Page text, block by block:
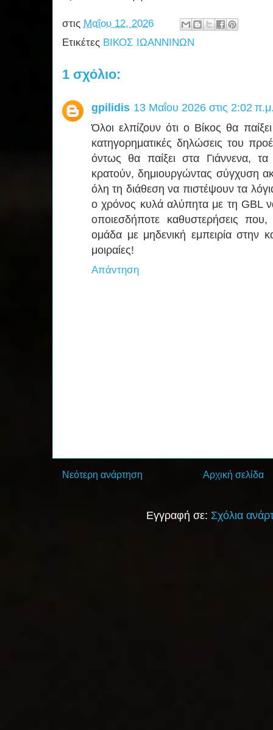
στις Μαΐου 12, 2026
Ετικέτες ΒΙΚΟΣ ΙΩΑΝΝΙΝΩΝ
1 σχόλιο:
gpilidis 13 Μαΐου 2026 στις 2:02
Όλοι ελπίζουν ότι ο Βίκος θα
κατηγορηματικές δηλώσεις του
όντως θα παίξει στα Γιάννενα, τα
κρατούν, δημιουργώντας σύγχυση
όλη τη διάθεση να πιστέψουν τα
ο χρόνος κυλά αλύπητα με τη GBL
οποιεσδήποτε καθυστερήσεις που,
ομάδα με μηδενική εμπειρία στην
μοιραίες!
Απάντηση
Νεότερη ανάρτηση Αρχική σελίδα
Εγγραφή σε: Σχόλια